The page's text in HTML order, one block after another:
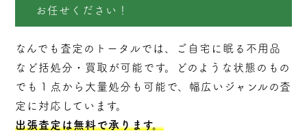
お任せください！
なんでも査定のトータルでは、ご自宅に眠る不用品
など括処分・ 買取 が可能です。どのような状態のもの
でも１点から大量処分も可能で、幅広いジャンルの査
定に対応しています。
出張査定は無料で承ります。